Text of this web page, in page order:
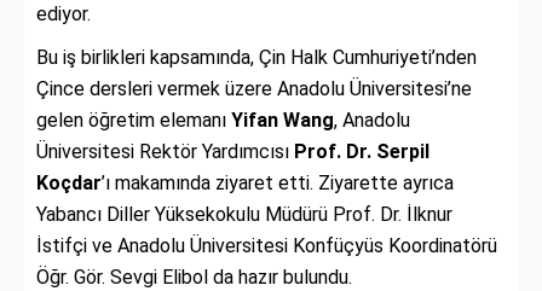
ediyor.
Bu iş birlikleri kapsamında, Çin Halk Cumhuriyeti’nden
Çince dersleri vermek üzere Anadolu Üniversitesi’ne
gelen öğretim elemanı Yifan Wang, Anadolu
Üniversitesi Rektör Yardımcısı Prof. Dr. Serpil
Koçdar’ı makamında ziyaret etti. Ziyarette ayrıca
Yabancı Diller Yüksekokulu Müdürü Prof. Dr. İlknur
İstifçi ve Anadolu Üniversitesi Konfüçyüs Koordinatörü
Öğr. Gör. Sevgi Elibol da hazır bulundu.